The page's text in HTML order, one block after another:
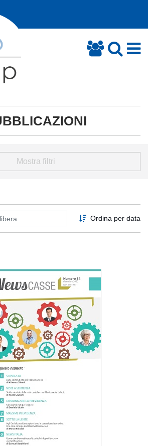
Mostra filtri
Ordina per data